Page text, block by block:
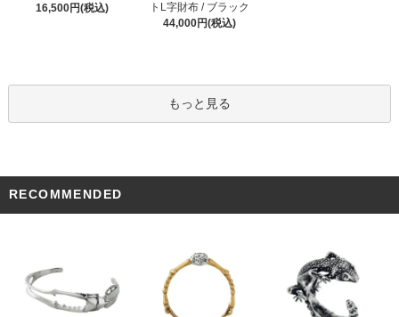
16,500円(税込)
トL字財布 / ブラック
44,000円(税込)
もっと見る
RECOMMENDED